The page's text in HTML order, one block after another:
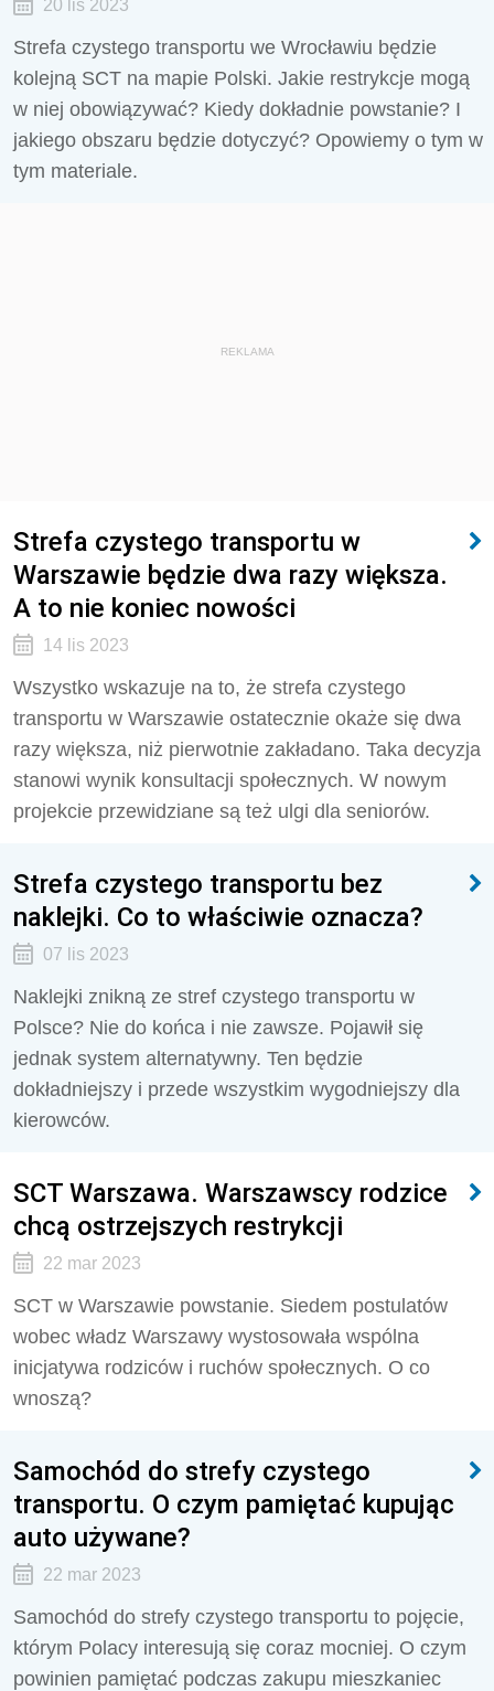
20 lis 2023
Strefa czystego transportu we Wrocławiu będzie
kolejną SCT na mapie Polski. Jakie restrykcje mogą
w niej obowiązywać? Kiedy dokładnie powstanie? I
jakiego obszaru będzie dotyczyć? Opowiemy o tym w
tym materiale.
REKLAMA
Strefa czystego transportu w
Warszawie będzie dwa razy większa.
A to nie koniec nowości
14 lis 2023
Wszystko wskazuje na to, że strefa czystego
transportu w Warszawie ostatecznie okaże się dwa
razy większa, niż pierwotnie zakładano. Taka decyzja
stanowi wynik konsultacji społecznych. W nowym
projekcie przewidziane są też ulgi dla seniorów.
Strefa czystego transportu bez
naklejki. Co to właściwie oznacza?
07 lis 2023
Naklejki znikną ze stref czystego transportu w
Polsce? Nie do końca i nie zawsze. Pojawił się
jednak system alternatywny. Ten będzie
dokładniejszy i przede wszystkim wygodniejszy dla
kierowców.
SCT Warszawa. Warszawscy rodzice
chcą ostrzejszych restrykcji
22 mar 2023
SCT w Warszawie powstanie. Siedem postulatów
wobec władz Warszawy wystosowała wspólna
inicjatywa rodziców i ruchów społecznych. O co
wnoszą?
Samochód do strefy czystego
transportu. O czym pamiętać kupując
auto używane?
22 mar 2023
Samochód do strefy czystego transportu to pojęcie,
którym Polacy interesują się coraz mocniej. O czym
powinien pamiętać podczas zakupu mieszkaniec